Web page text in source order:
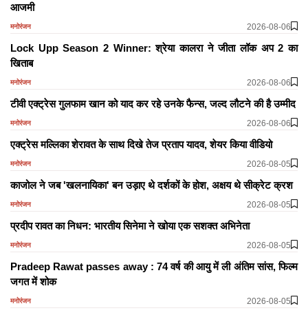
आजमी
मनोरंजन 2026-08-06
Lock Upp Season 2 Winner: श्रेया कालरा ने जीता लॉक अप 2 का
खिताब
मनोरंजन 2026-08-06
टीवी एक्ट्रेस गुलफाम खान को याद कर रहे उनके फैन्स, जल्द लौटने की है उम्मीद
मनोरंजन 2026-08-06
एक्ट्रेस मल्लिका शेरावत के साथ दिखे तेज प्रताप यादव, शेयर किया वीडियो
मनोरंजन 2026-08-05
काजोल ने जब 'खलनायिका' बन उड़ाए थे दर्शकों के होश, अक्षय थे सीक्रेट क्रश
मनोरंजन 2026-08-05
प्रदीप रावत का निधन: भारतीय सिनेमा ने खोया एक सशक्त अभिनेता
मनोरंजन 2026-08-05
Pradeep Rawat passes away : 74 वर्ष की आयु में ली अंतिम सांस, फिल्म
जगत में शोक
मनोरंजन 2026-08-05